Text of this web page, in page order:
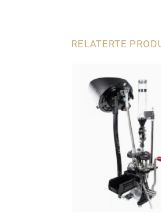
RELATERTE